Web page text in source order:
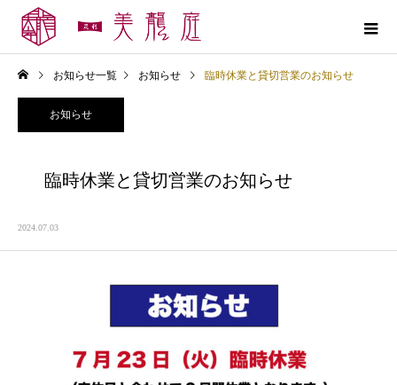
お知らせ一覧 お知らせ 臨時休業と貸切営業のお知らせ
お知らせ
臨時休業と貸切営業のお知らせ
2024.07.03